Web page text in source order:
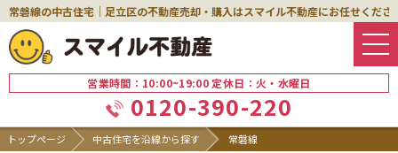
常磐線の中古住宅｜足立区の不動産売却・購入はスマイル不動産にお任せくださ
営業時間：10:00~19:00 定休日：火・水曜日
0120-390-220
トップページ 中古住宅を沿線から探す 常磐線